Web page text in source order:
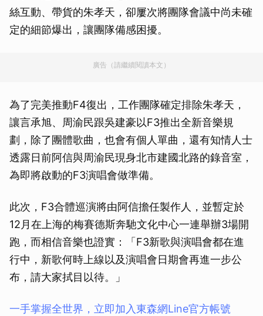
絲互動、帶貨的朱孝天，卻屢次將團隊會議中尚未確
定的細節爆出，讓團隊備感困擾。
廣告（請繼續閱讀本文）
為了完美推動F4復出，工作團隊確定排除朱孝天，
讓言承旭、周渝民跟吳建豪以F3推出全新音樂規
劃，除了團體歌曲，也會有個人單曲，還有知情人士
透露日前阿信與周渝民現身北市建國北路的錄音室，
為即將啟動的F3演唱會做準備。
此次，F3合體巡演將由阿信擔任製作人，並暫定於
12月在上海的梅賽德斯奔馳文化中心一連舉辦3場開
跑，而相信音樂也證實：「F3新歌與演唱會都在進
行中，新歌何時上線以及演唱會日期會再進一步公
布，請大家拭目以待。」
一手掌握全世界，立即加入東森網Line官方帳號